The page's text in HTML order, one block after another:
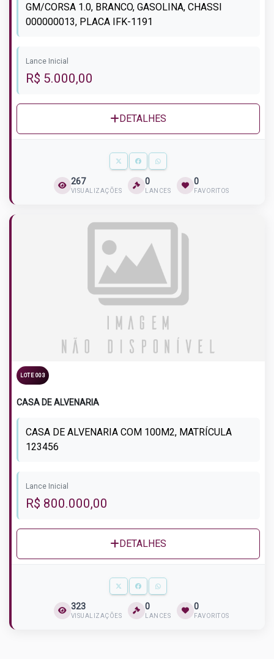
GM/CORSA 1.0, BRANCO, GASOLINA, CHASSI
000000013, PLACA IFK-1191
Lance Inicial
R$ 5.000,00
DETALHES
267
VISUALIZAÇÕES
0
LANCES
0
FAVORITOS
LOTE 003
CASA DE ALVENARIA
CASA DE ALVENARIA COM 100M2, MATRÍCULA
123456
Lance Inicial
R$ 800.000,00
DETALHES
323
VISUALIZAÇÕES
0
LANCES
0
FAVORITOS